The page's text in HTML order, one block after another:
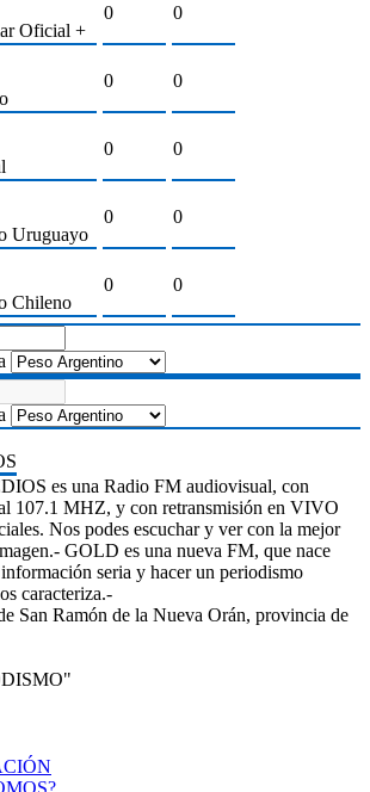
Oficial +
0 0
0 0
0 0
Uruguayo
0 0
Chileno
0 0
es una Radio FM audiovisual, con
107.1 MHZ, y con retransmisión en VIVO
Nos podes escuchar y ver con la mejor
GOLD es una nueva FM, que nace
seria y hacer un periodismo
caracteriza.-
San Ramón de la Nueva Orán, provincia de